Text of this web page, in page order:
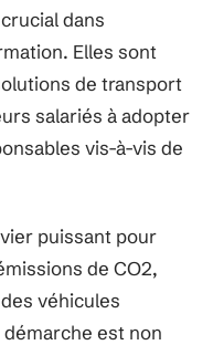
dans
Elles sont
de transport
salariés à adopter
vis-à-vis de
puissant pour
de CO2,
véhicules
est non